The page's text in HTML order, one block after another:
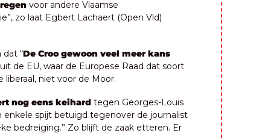
voor andere Vlaamse
zo laat Egbert Lachaert (Open Vld)
“De Croo gewoon veel meer kans
de EU, waar de Europese Raad dat soort
niet voor de Moor.
nog eens keihard tegen Georges-Louis
enkele spijt betuigd tegenover de journalist
bedreiging.” Zo blijft de zaak etteren. Er